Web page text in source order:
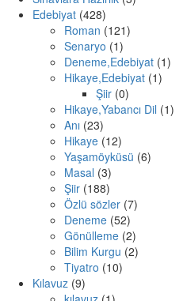
Edebiyat (428)
Roman (121)
Senaryo (1)
Deneme,Edebiyat (1)
Hikaye,Edebiyat (1)
Şiir (0)
Hikaye,Yabancı Dil (1)
Anı (23)
Hikaye (12)
Yaşamöyküsü (6)
Masal (3)
Şiir (188)
Özlü sözler (7)
Deneme (52)
Gönülleme (2)
Bilim Kurgu (2)
Tiyatro (10)
Kılavuz (9)